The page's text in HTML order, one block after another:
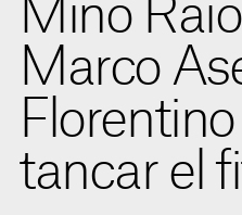
Mino
Marco
tancar el